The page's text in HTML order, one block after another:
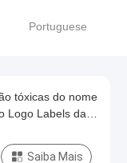
Portuguese
tóxicas do nome
Logo Labels da
Saiba Mais